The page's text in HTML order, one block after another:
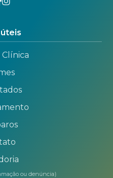
Clínica
ou denúncia)